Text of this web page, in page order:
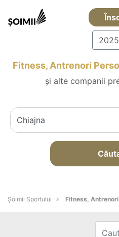
2025
Fitness, Antrenori
și alte companii
Șoimii Sportului Fitness,